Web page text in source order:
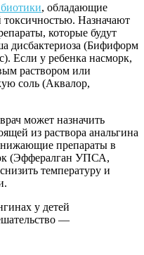
, обладающие
Назначают
которые будут
дисбактериоза (Бифиформ
Если у ребенка насморк,
раствором или
соль (Аквалор,
может назначить
из раствора анальгина
препараты в
(Эффералган УПСА,
температуру и
у детей
—